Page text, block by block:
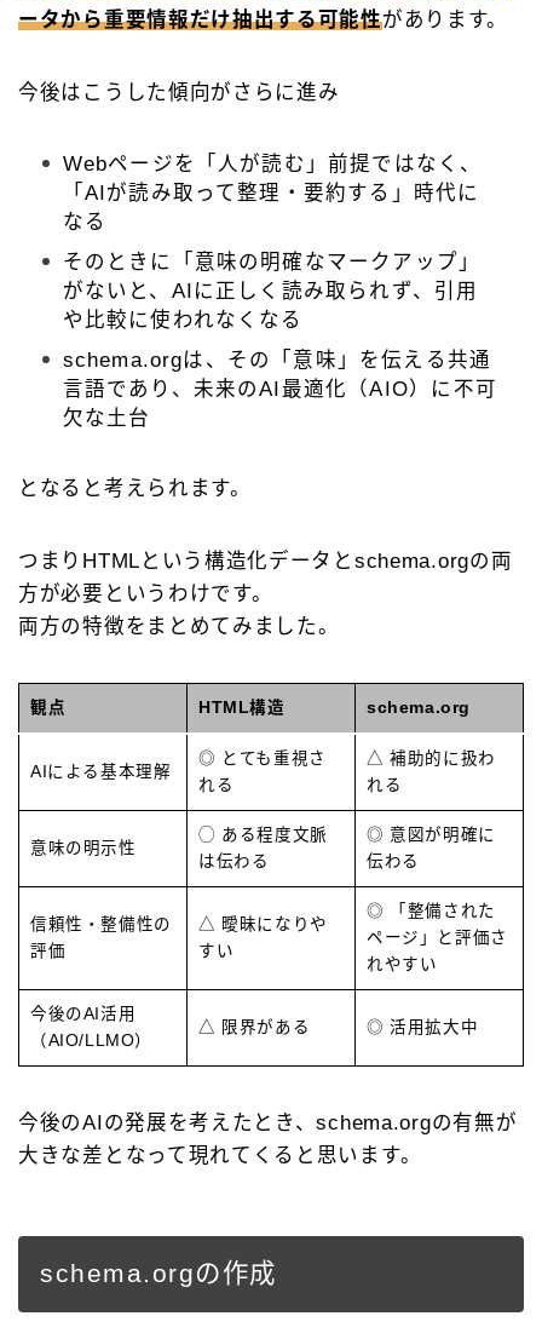
ータから重要情報だけ抽出する可能性があります。
今後はこうした傾向がさらに進み
Webページを「人が読む」前提ではなく、
「AIが読み取って整理・要約する」時代に
なる
そのときに「意味の明確なマークアップ」
がないと、AIに正しく読み取られず、引用
や比較に使われなくなる
schema.orgは、その「意味」を伝える共通
言語であり、未来のAI最適化（AIO）に不可
欠な土台
となると考えられます。
つまりHTMLという構造化データとschema.orgの両
方が必要というわけです。
両方の特徴をまとめてみました。
観点 HTML構造 schema.org
AIによる基本理解
◎ とても重視さ
れる
△ 補助的に扱わ
れる
意味の明示性
◯ ある程度文脈
は伝わる
◎ 意図が明確に
伝わる
信頼性・整備性の
評価
△ 曖昧になりや
すい
◎ 「整備された
ページ」と評価さ
れやすい
今後のAI活用
（AIO/LLMO）
△ 限界がある ◎ 活用拡大中
今後のAIの発展を考えたとき、schema.orgの有無が
大きな差となって現れてくると思います。
schema.orgの作成